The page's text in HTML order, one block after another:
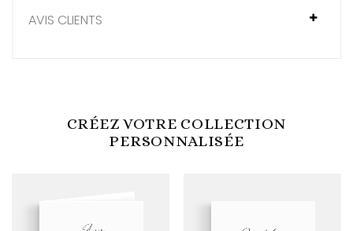
AVIS CLIENTS
CRÉEZ VOTRE COLLECTION
PERSONNALISÉE